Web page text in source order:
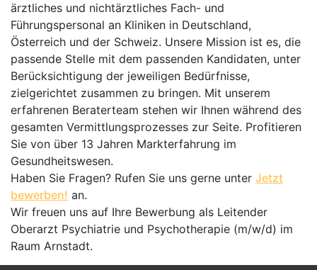
ärztliches und nichtärztliches Fach- und
Führungspersonal an Kliniken in Deutschland,
Österreich und der Schweiz. Unsere Mission ist es, die
passende Stelle mit dem passenden Kandidaten, unter
Berücksichtigung der jeweiligen Bedürfnisse,
zielgerichtet zusammen zu bringen. Mit unserem
erfahrenen Beraterteam stehen wir Ihnen während des
gesamten Vermittlungsprozesses zur Seite. Profitieren
Sie von über 13 Jahren Markterfahrung im
Gesundheitswesen.
Haben Sie Fragen? Rufen Sie uns gerne unter Jetzt
bewerben! an.
Wir freuen uns auf Ihre Bewerbung als Leitender
Oberarzt Psychiatrie und Psychotherapie (m/w/d) im
Raum Arnstadt.